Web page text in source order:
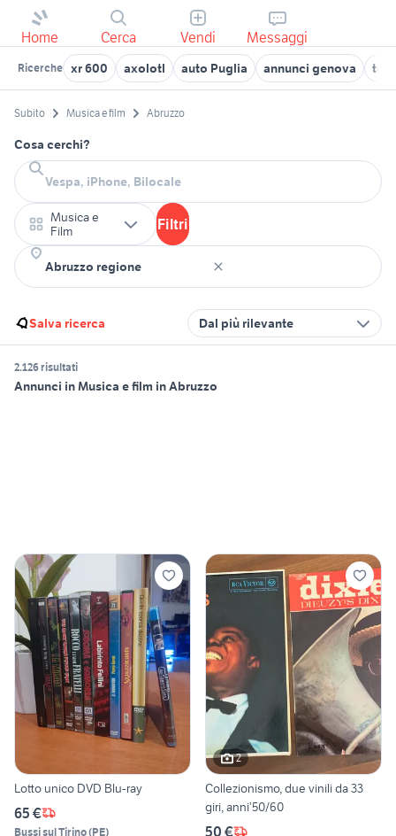
Home Cerca Vendi Messaggi
Ricerche xr 600 axolotl auto Puglia annunci genova
Subito Musica e film Abruzzo
Cosa cerchi?
Musica e
Film
Filtri
Salva ricerca Dal più rilevante
2.126 risultati
Annunci in Musica e film in Abruzzo
Lotto unico DVD Blu-ray
65 €
Bussi sul Tirino(PE)
2
Collezionismo, due vinili da 33
giri, anni’50/60
50 €